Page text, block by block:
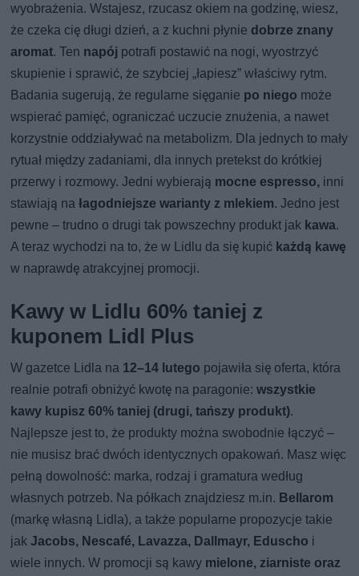
wyobrażenia. Wstajesz, rzucasz okiem na godzinę, wiesz,
że czeka cię długi dzień, a z kuchni płynie dobrze znany
aromat. Ten napój potrafi postawić na nogi, wyostrzyć
skupienie i sprawić, że szybciej „łapiesz” właściwy rytm.
Badania sugerują, że regularne sięganie po niego może
wspierać pamięć, ograniczać uczucie znużenia, a nawet
korzystnie oddziaływać na metabolizm. Dla jednych to mały
rytuał między zadaniami, dla innych pretekst do krótkiej
przerwy i rozmowy. Jedni wybierają mocne espresso, inni
stawiają nałagodniejsze warianty z mlekiem. Jedno jest
pewne – trudno o drugi tak powszechny produkt jak kawa.
A teraz wychodzi na to, że w Lidlu da się kupić każdą kawę
w naprawdę atrakcyjnej promocji.
Kawy w Lidlu 60% taniej z
kuponem Lidl Plus
W gazetce Lidla na 12–14 lutego pojawiła się oferta, która
realnie potrafi obniżyć kwotę na paragonie:wszystkie
kawy kupisz 60% taniej (drugi, tańszy produkt).
Najlepsze jest to, że produkty można swobodnie łączyć –
nie musisz brać dwóch identycznych opakowań. Masz więc
pełną dowolność: marka, rodzaj i gramatura według
własnych potrzeb. Na półkach znajdziesz m.in. Bellarom
(markę własną Lidla), a także popularne propozycje takie
jakJacobs, Nescafé, Lavazza, Dallmayr, Eduscho i
wiele innych. W promocji są kawy mielone, ziarniste oraz